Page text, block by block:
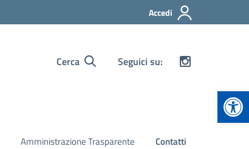
Accedi
Cerca Seguici su:
Amministrazione Trasparente Contatti